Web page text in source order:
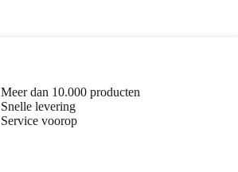
Meer dan 10.000 producten
Snelle levering
Service voorop